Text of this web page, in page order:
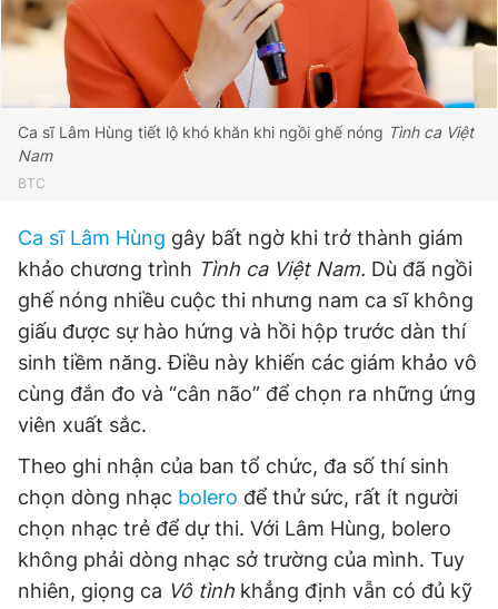
Theo dõi báo trên
Hotline
0906 645 777
Đặt báo Quảng cáo RSS Tòa soạn Chính sách bảo
Tổng biên tập: Nguyễn Ngọc Toàn
Phó tổng biên tập thường trực: Hải Thành
Phó tổng biên tập: Lâm Hiếu Dũng
Phó tổng biên tập: Trần Việt Hưng
Tổng thư ký tòa soạn: Đức Trung
Giấy phép xuất bản số 110/GP - BTTTT cấp ngày 24.3.2020
© 2003-2026 Bản quyền thuộc về Báo Thanh Niên. Cấm sao
bản. Phát triển bởi ePi Technologies, JSC.
Ca sĩ Lâm Hùng tiết lộ khó khăn khi ngồi ghế nóng Tình ca Việt
Nam
BTC
Ca sĩ Lâm Hùng gây bất ngờ khi trở thành giám
khảo chương trình Tình ca Việt Nam. Dù đã ngồi
ghế nóng nhiều cuộc thi nhưng nam ca sĩ không
giấu được sự hào hứng và hồi hộp trước dàn thí
sinh tiềm năng. Điều này khiến các giám khảo vô
cùng đắn đo và “cân não” để chọn ra những ứng
viên xuất sắc.
Theo ghi nhận của ban tổ chức, đa số thí sinh
chọn dòng nhạc bolero để thử sức, rất ít người
chọn nhạc trẻ để dự thi. Với Lâm Hùng, bolero
không phải dòng nhạc sở trường của mình. Tuy
nhiên, giọng ca Vô tình khẳng định vẫn có đủ kỹ